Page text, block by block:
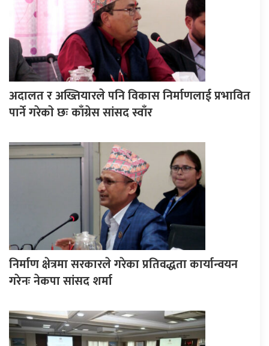
अदालत र अख्तियारले पनि विकास निर्माणलाई प्रभावित
पार्ने गरेकाे छः काँग्रेस सांसद स्वाँर
निर्माण क्षेत्रमा सरकारले गरेका प्रतिवद्धता कार्यान्वयन
गरेनः नेकपा सांसद शर्मा